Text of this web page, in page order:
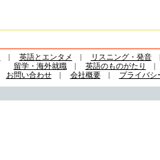
| 英語とエンタメ | リスニング・発音
留学・海外就職| 英語のものがたり
お問い合わせ| 会社概要| プライバシ